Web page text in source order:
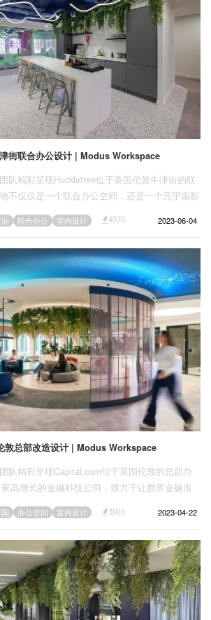
街联合办公设计 | Modus Workspace
队精彩呈现Huckletree位于英国伦敦牛津街的联
不仅仅是一个联合办公空间，还是一个元宇宙影
联合办公 室内设计 4920 2023-06-04
敦总部改造设计 | Modus Workspace
队精彩呈现Capital.com位于英国伦敦的总部办
高增长的金融科技公司，致力于让世界金融市
于美国弗吉尼亚州里士满。
办公空间 室内设计 3901 2023-04-22